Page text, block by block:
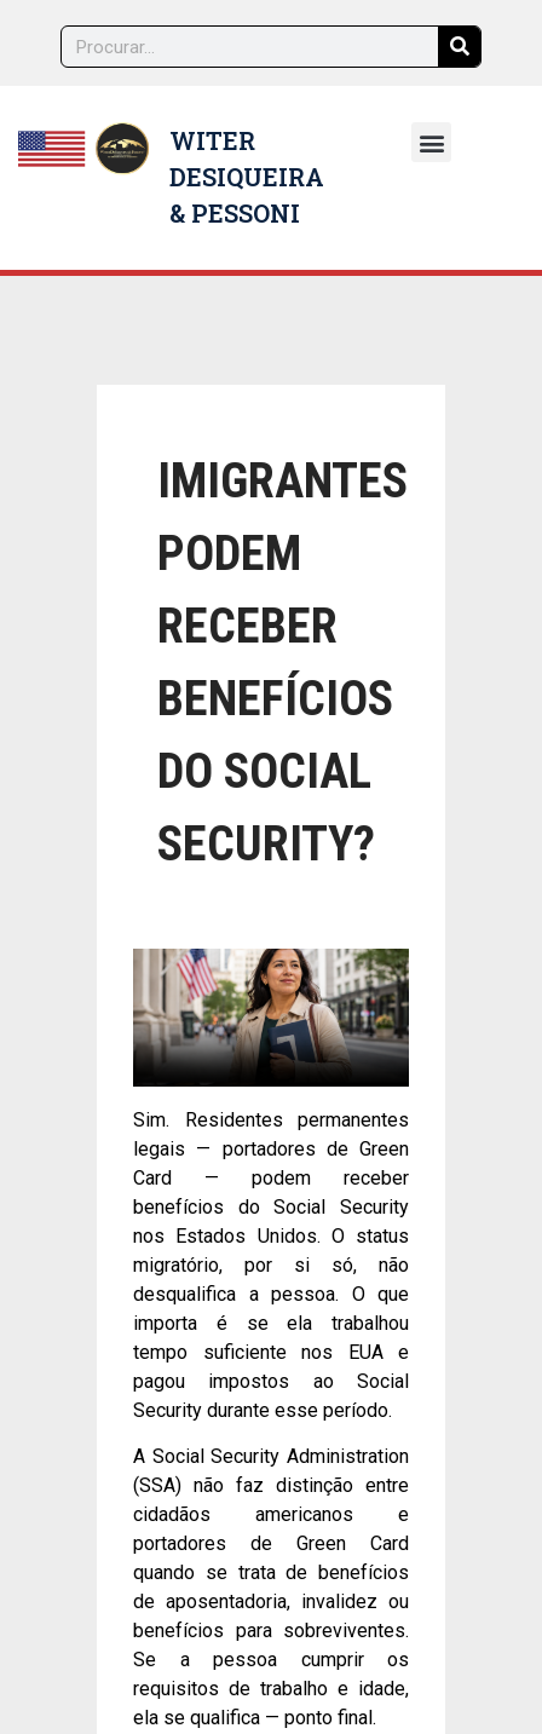
WITER
DESIQUEIRA
& PESSONI
IMIGRANTES
PODEM
RECEBER
BENEFÍCIOS
DO SOCIAL
SECURITY?
Sim. Residentes permanentes
legais — portadores de Green
Card — podem receber
benefícios do Social Security
nos Estados Unidos. O status
migratório, por si só, não
desqualifica a pessoa. O que
importa é se ela trabalhou
tempo suficiente nos EUA e
pagou impostos ao Social
Security durante esse período.
A Social Security Administration
(SSA) não faz distinção entre
cidadãos americanos e
portadores de Green Card
quando se trata de benefícios
de aposentadoria, invalidez ou
benefícios para sobreviventes.
Se a pessoa cumprir os
requisitos de trabalho e idade,
ela se qualifica — ponto final.